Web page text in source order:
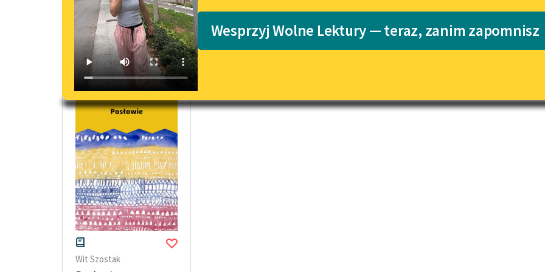
Lektury szkolne i klasyka
literatury do słuchania dla
E-kolekcja lektur szkolnych i
literatury do słuchania dla
Katalog
Katalog w
Wesprzyj Wolne Lektury — teraz, zanim zapomnisz
Opowiadanie okresu współczesności Wita Szostaka
Wit Szostak